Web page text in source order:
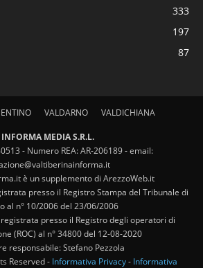
333
197
87
VALDARNO VALDICHIANA
INFORMA MEDIA S.R.L.
- Numero REA: AR-206189 - email:
è un supplemento di ArezzoWeb.it
presso il Registro Stampa del Tribunale di
al n° 10/2006 del 23/06/2006
presso il Registro degli operatori di
(ROC) al n° 34800 del 12-08-2020
responsabile: Stefano Pezzola
Reserved - Informativa Privacy- Informativa